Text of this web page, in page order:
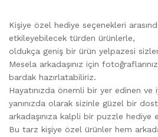
Kişiye özel hediye seçenekleri
etkileyebilecek türden ürünlerle,
oldukça geniş bir ürün yelpazesi
Mesela arkadaşınız için
bardak hazırlatabiliriz.
Hayatınızda önemli bir yer edinen ve
yanınızda olarak sizinle güzel bir
arkadaşınıza kalpli bir puzzle hediye
Bu tarz kişiye özel ürünler hem